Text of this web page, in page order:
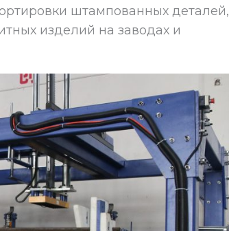
штампованных деталей,
изделий на заводах и